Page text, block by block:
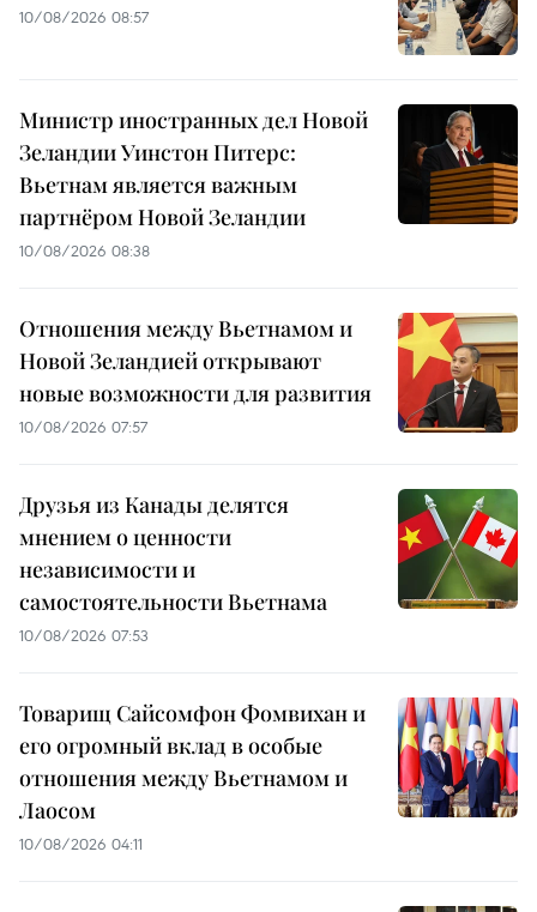
10/08/2026 08:57
Министр иностранных дел Новой
Зеландии Уинстон Питерс:
Вьетнам является важным
партнёром Новой Зеландии
10/08/2026 08:38
Отношения между Вьетнамом и
Новой Зеландией открывают
новые возможности для развития
10/08/2026 07:57
Друзья из Канады делятся
мнением о ценности
независимости и
самостоятельности Вьетнама
10/08/2026 07:53
Товарищ Сайсомфон Фомвихан и
его огромный вклад в особые
отношения между Вьетнамом и
Лаосом
10/08/2026 04:11